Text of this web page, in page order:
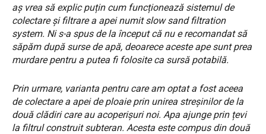
aș vrea să explic puțin cum funcționează sistemul de
colectare și filtrare a apei numit slow sand filtration
system. Ni s-a spus de la început că nu e recomandat să
săpăm după surse de apă, deoarece aceste ape sunt prea
murdare pentru a putea fi folosite ca sursă potabilă.
Prin urmare, varianta pentru care am optat a fost aceea
de colectare a apei de ploaie prin unirea streșinilor de la
două clădiri care au acoperișuri noi. Apa ajunge prin țevi
la filtrul construit subteran. Acesta este compus din două